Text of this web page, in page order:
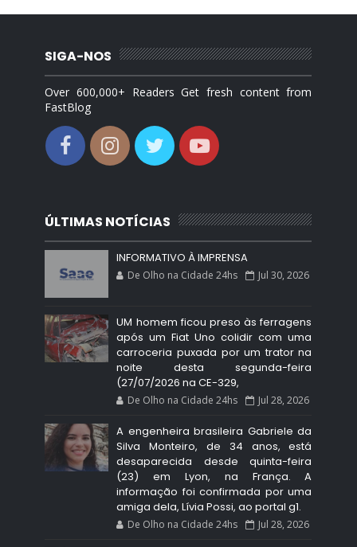
SIGA-NOS
Over 600,000+ Readers Get fresh content from
FastBlog
ÚLTIMAS NOTÍCIAS
INFORMATIVO À IMPRENSA
De Olho na Cidade 24hs Jul 30, 2026
UM homem ficou preso às ferragens
após um Fiat Uno colidir com uma
carroceria puxada por um trator na
noite desta segunda-feira
(27/07/2026 na CE-329,
De Olho na Cidade 24hs Jul 28, 2026
A engenheira brasileira Gabriele da
Silva Monteiro, de 34 anos, está
desaparecida desde quinta-feira
(23) em Lyon, na França. A
informação foi confirmada por uma
amiga dela, Lívia Possi, ao portal g1.
De Olho na Cidade 24hs Jul 28, 2026